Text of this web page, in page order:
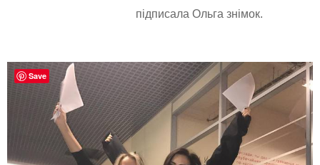
підписала Ольга знімок.
Save